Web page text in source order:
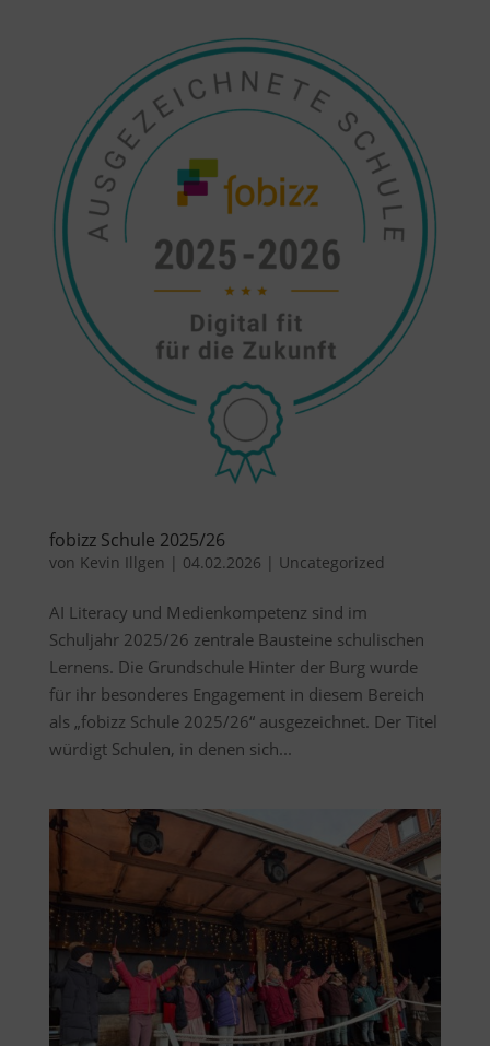
fobizz Schule 2025/26
von Kevin Illgen | 04.02.2026 | Uncategorized
AI Literacy und Medienkompetenz sind im
Schuljahr 2025/26 zentrale Bausteine schulischen
Lernens. Die Grundschule Hinter der Burg wurde
für ihr besonderes Engagement in diesem Bereich
als „fobizz Schule 2025/26“ ausgezeichnet. Der Titel
würdigt Schulen, in denen sich...